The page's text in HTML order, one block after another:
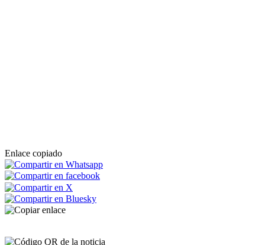
Enlace copiado